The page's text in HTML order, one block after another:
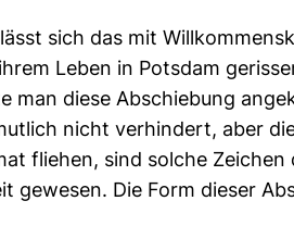
sich das mit
Leben in Potsdam
man diese Abschiebung
nicht verhindert, aber
fliehen, sind solche
gewesen. Die Form dieser